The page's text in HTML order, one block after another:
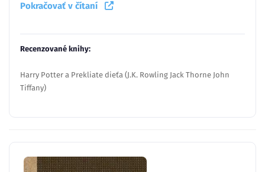
Pokračovať v čítaní
Recenzované knihy:
Harry Potter a Prekliate dieťa (J.K. Rowling Jack Thorne John
Tiffany)